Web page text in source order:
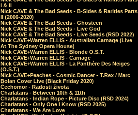
I & II
Nick CAVE & The Bad Seeds - B-Sides & Rarities Parts
II (2006-2020)
Nick CAVE & The Bad Seeds - Ghosteen
Nick CAVE & The Bad Seeds - Live God
Nick CAVE & The Bad Seeds - Live Seeds (RSD 2022)
Nick CAVE+Warren ELLIS - Australian Carnage (Live
At The Sydney Opera House)
Nick CAVE+Warren ELLIS - Blonde O.S.T.
Nick CAVE+Warren ELLIS - Carnage
Nick CAVE+Warren ELLIS - La Panthère Des Neiges
(O.S.T.)
Nick CAVE+Peaches - Cosmic Dancer - T.Rex / Marc
Bolan Cover Live (Black Friday 2020)
Čechomor - Radosti života
Charlatans - Between 10th & 11th
Charlatans - Indian Rope - Picture Disc (RSD 2024)
Charlatans - Only One I Know (RSD 2025)
Charlatans - We Are Love